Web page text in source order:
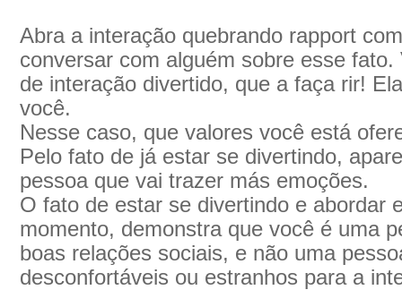
Abra a interação quebrando rapport
conversar com alguém sobre esse
de interação divertido, que a faça rir!
você.
Nesse caso, que valores você está
Pelo fato de já estar se divertindo,
pessoa que vai trazer más emoções.
O fato de estar se divertindo e abordar
momento, demonstra que você é uma
boas relações sociais, e não uma
desconfortáveis ou estranhos para a